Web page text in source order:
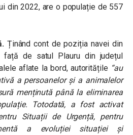
din 2022, are o populație de 557
Ținând cont de poziția navei din
față de satul Plauru din județul
aflate la bord, autoritățile “au
a persoanelor și a animalelor
menținută până la eliminarea
Totodată, a fost activat
Situații de Urgență, pentru
a evoluției situației și